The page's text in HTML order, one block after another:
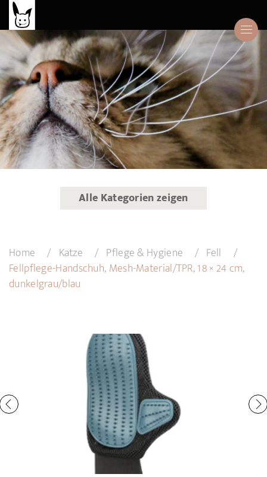
Alle Kategorien zeigen
Home Katze Pflege & Hygiene
Fell
Fellpflege-Handschuh, Mesh-Material/TPR, 18 × 24 cm,
dunkelgrau/blau